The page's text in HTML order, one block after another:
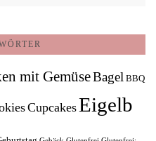
mit GemüseBagel BBQ
CupcakesEigelb